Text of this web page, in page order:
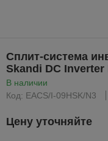
Сплит-система
Skandi DC Inverter
В наличии
Код: EACS/I-09HSK/N3
Цену уточняйте